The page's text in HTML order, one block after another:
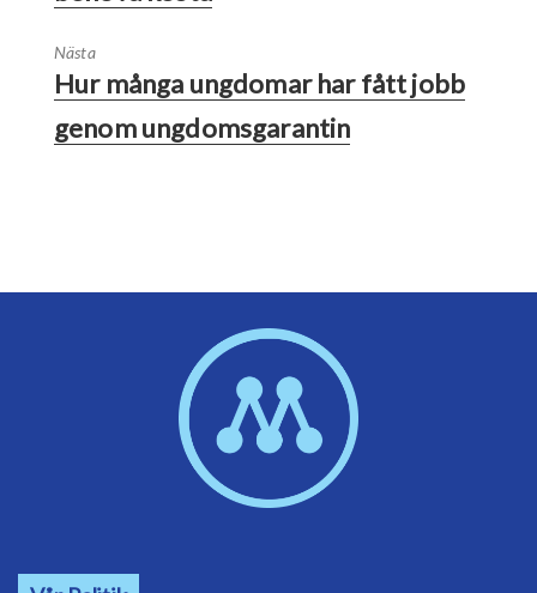
Nästa
Hur många ungdomar har fått jobb
genom ungdomsgarantin